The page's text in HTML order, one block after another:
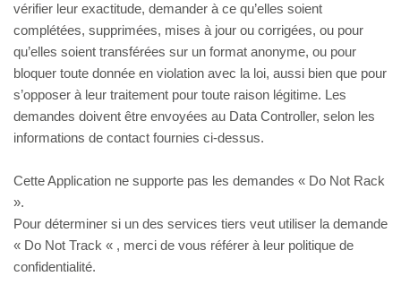
vérifier leur exactitude, demander à ce qu’elles soient
complétées, supprimées, mises à jour ou corrigées, ou pour
qu’elles soient transférées sur un format anonyme, ou pour
bloquer toute donnée en violation avec la loi, aussi bien que pour
s’opposer à leur traitement pour toute raison légitime. Les
demandes doivent être envoyées au Data Controller, selon les
informations de contact fournies ci-dessus.
Cette Application ne supporte pas les demandes « Do Not Rack
».
Pour déterminer si un des services tiers veut utiliser la demande
« Do Not Track « , merci de vous référer à leur politique de
confidentialité.